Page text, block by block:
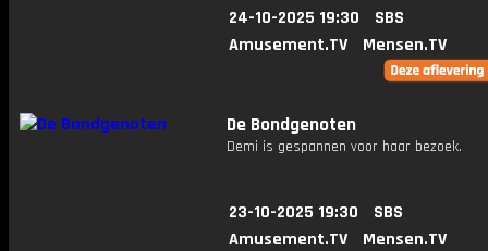
24-10-2025 19:30
SBS
Amusement.TV
Mensen.TV
De Bondgenoten
Demi is gespannen voor haar bezoek.
23-10-2025 19:30
SBS
Amusement.TV
Mensen.TV